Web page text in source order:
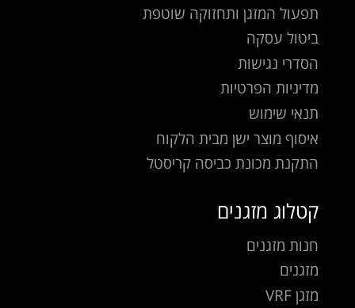
תפעול המזגן ותחזוקה שוטפת
ביטול עסקה
הסדרי נגישות
מדיניות הפרטיות
תנאי שימוש
איסוף מוצר ישן מבית הלקוח
התקנת מכונת כביסה קריסטל
קטלוג מזגנים
חנות מזגנים
מזגנים
מזגן VRF